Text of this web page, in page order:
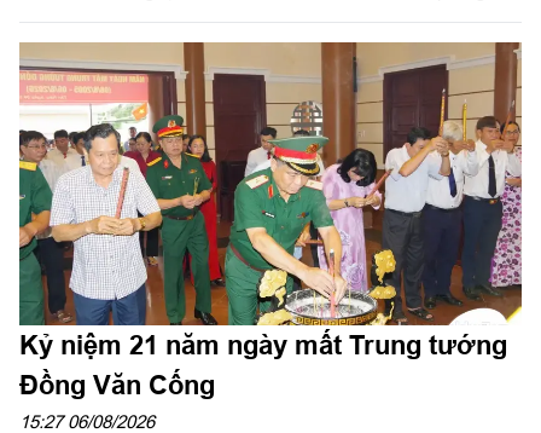
viên Ban Chấp hành Trung ương Đảng, Ủy viên Quân ủy Trung
ương, Phó Bí thư Đảng ủy, Tư lệnh Quân khu chủ trì hội nghị.
Kỷ niệm 21 năm ngày mất Trung tướng
Đồng Văn Cống
15:27 06/08/2026